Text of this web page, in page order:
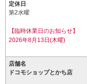
定休日
第2水曜
【臨時休業日のお知らせ】
2026年8月13日(木曜)
店舗名
ドコモショップとかち店